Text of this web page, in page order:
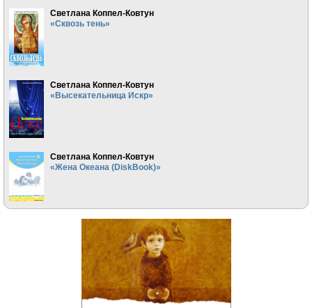
Светлана Коппел-Ковтун
«Сквозь тень»
Светлана Коппел-Ковтун
«Высекательница Искр»
Светлана Коппел-Ковтун
«Жена Океана (DiskBook)»